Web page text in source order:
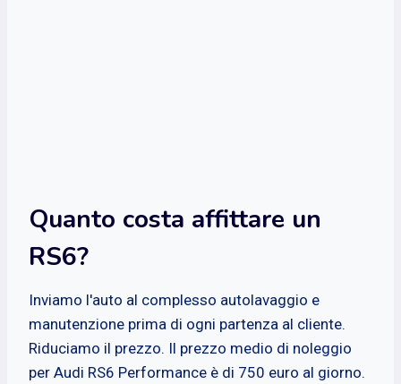
Quanto costa affittare un
RS6?
Inviamo l'auto al complesso autolavaggio e
manutenzione prima di ogni partenza al cliente.
Riduciamo il prezzo. Il prezzo medio di noleggio
per Audi RS6 Performance è di 750 euro al giorno.